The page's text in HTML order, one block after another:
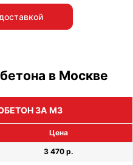
в Москве
ЗА М3
Цена
3 470 р.